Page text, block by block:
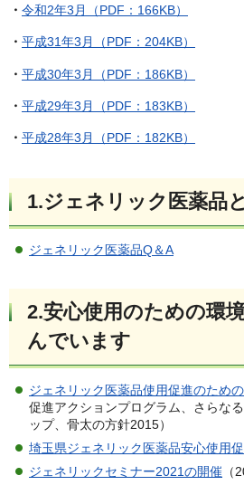
・ 令和2年3月（PDF：166KB）
・ 平成31年3月（PDF：204KB）
・ 平成30年3月（PDF：186KB）
・ 平成29年3月（PDF：183KB）
・ 平成28年3月（PDF：182KB）
1.ジェネリック医薬品
ジェネリック医薬品Q＆A
2.安心使用のための環
んでいます
ジェネリック医薬品使用促進のため
促進アクションプログラム、さらな
ップ、骨太の方針2015）
埼玉県ジェネリック医薬品安心使用
ジェネリックセミナー2021の開催 （